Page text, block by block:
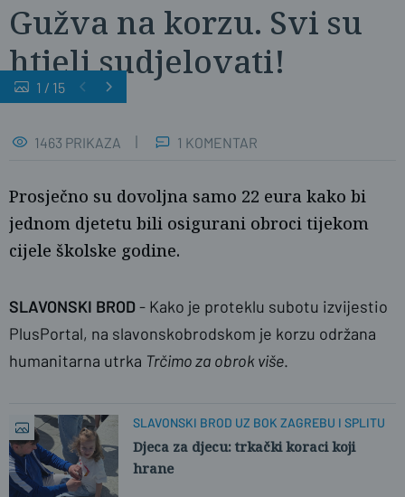
Gužva na korzu. Svi su
htjeli sudjelovati!
1 / 15
1463 PRIKAZA 1 KOMENTAR
Prosječno su dovoljna samo 22 eura kako bi
jednom djetetu bili osigurani obroci tijekom
cijele školske godine.
SLAVONSKI BROD- Kako je proteklu subotu izvijestio
PlusPortal, na slavonskobrodskom je korzu održana
humanitarna utrka Trčimo za obrok više.
SLAVONSKI BROD UZ BOK ZAGREBU I SPLITU
Djeca za djecu: trkački koraci koji
hrane